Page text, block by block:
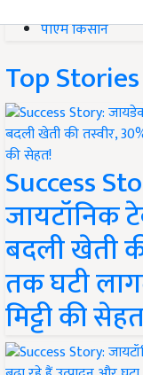
पीएम किसान
Top Stories
Success
जायटॉनिक
बदली खेती
तक घटी
मिट्टी की